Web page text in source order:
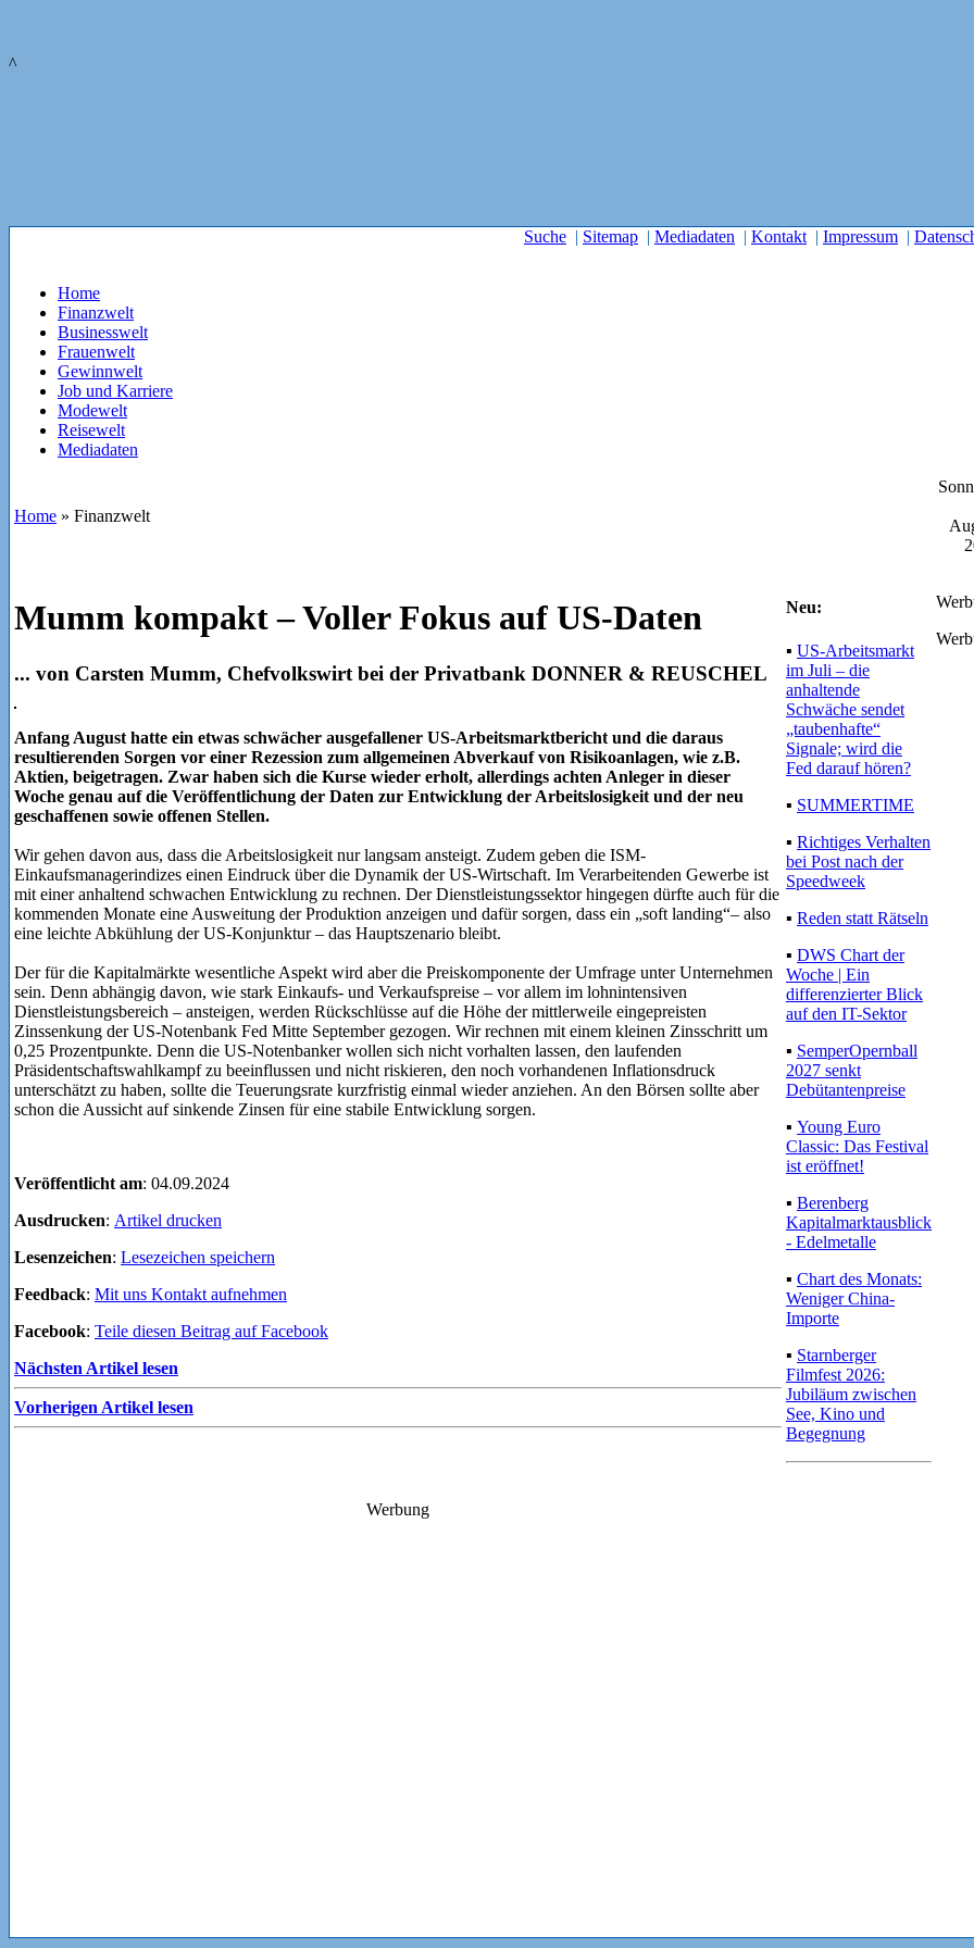
^
Suche | Sitemap | Mediadaten | Kontakt | Impressum |
Home
Finanzwelt
Businesswelt
Frauenwelt
Gewinnwelt
Job und Karriere
Modewelt
Reisewelt
Mediadaten
Home » Finanzwelt
Mumm kompakt – Voller Fokus auf US-Daten
... von Carsten Mumm, Chefvolkswirt bei der Privatbank DONNER & REUSCHEL
Anfang August hatte ein etwas schwächer ausgefallener US-Arbeitsmarktbericht und die daraus
resultierenden Sorgen vor einer Rezession zum allgemeinen Abverkauf von Risikoanlagen, wie z.B.
Aktien, beigetragen. Zwar haben sich die Kurse wieder erholt, allerdings achten Anleger in dieser
Woche genau auf die Veröffentlichung der Daten zur Entwicklung der Arbeitslosigkeit und der neu
geschaffenen sowie offenen Stellen.
Wir gehen davon aus, dass die Arbeitslosigkeit nur langsam ansteigt. Zudem geben die ISM-
Einkaufsmanagerindizes einen Eindruck über die Dynamik der US-Wirtschaft. Im Verarbeitenden Gewerbe ist
mit einer anhaltend schwachen Entwicklung zu rechnen. Der Dienstleistungssektor hingegen dürfte auch für die
kommenden Monate eine Ausweitung der Produktion anzeigen und dafür sorgen, dass ein „soft landing“– also
eine leichte Abkühlung der US-Konjunktur – das Hauptszenario bleibt.
Der für die Kapitalmärkte wesentliche Aspekt wird aber die Preiskomponente der Umfrage unter Unternehmen
sein. Denn abhängig davon, wie stark Einkaufs- und Verkaufspreise – vor allem im lohnintensiven
Dienstleistungsbereich – ansteigen, werden Rückschlüsse auf die Höhe der mittlerweile eingepreisten
Zinssenkung der US-Notenbank Fed Mitte September gezogen. Wir rechnen mit einem kleinen Zinsschritt um
0,25 Prozentpunkte. Denn die US-Notenbanker wollen sich nicht vorhalten lassen, den laufenden
Präsidentschaftswahlkampf zu beeinflussen und nicht riskieren, den noch vorhandenen Inflationsdruck
unterschätzt zu haben, sollte die Teuerungsrate kurzfristig einmal wieder anziehen. An den Börsen sollte aber
schon die Aussicht auf sinkende Zinsen für eine stabile Entwicklung sorgen.
Veröffentlicht am: 04.09.2024
Ausdrucken: Artikel drucken
Lesenzeichen: Lesezeichen speichern
Feedback: Mit uns Kontakt aufnehmen
Facebook: Teile diesen Beitrag auf Facebook
Nächsten Artikel lesen
Vorherigen Artikel lesen
Neu:
▪ US-Arbeitsmarkt
im Juli – die
anhaltende
Schwäche sendet
„taubenhafte“
Signale; wird die
Fed darauf hören?
▪ SUMMERTIME
▪ Richtiges Verhalten
bei Post nach der
Speedweek
▪ Reden statt Rätseln
▪ DWS Chart der
Woche | Ein
differenzierter Blick
auf den IT-Sektor
▪ SemperOpernball
2027 senkt
Debütantenpreise
▪ Young Euro
Classic: Das Festival
ist eröffnet!
▪ Berenberg
Kapitalmarktausblick
- Edelmetalle
▪ Chart des Monats:
Weniger China-
Importe
▪ Starnberger
Filmfest 2026:
Jubiläum zwischen
See, Kino und
Begegnung
Werbung